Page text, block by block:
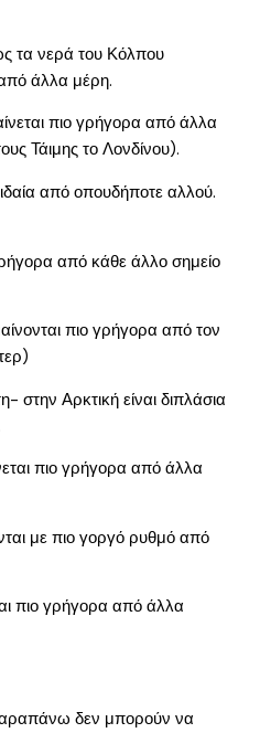
τα νερά του Κόλπου
άλλα μέρη.
πιο γρήγορα από άλλα
Τάιμης το Λονδίνου).
από οπουδήποτε αλλού.
από κάθε άλλο σημείο
πιο γρήγορα από τον
Αρκτική είναι διπλάσια
πιο γρήγορα από άλλα
με πιο γοργό ρυθμό από
πιο γρήγορα από άλλα
δεν μπορούν να